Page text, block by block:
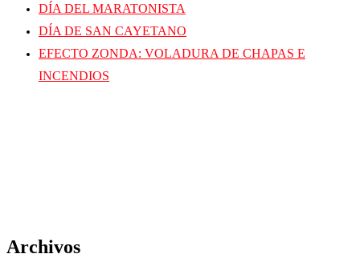
DÍA DEL MARATONISTA
DÍA DE SAN CAYETANO
EFECTO ZONDA: VOLADURA DE CHAPAS E
INCENDIOS
Archivos